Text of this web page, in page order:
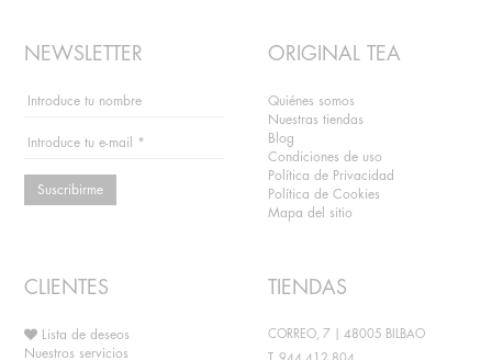
NEWSLETTER
Suscribirme
ORIGINAL TEA
Quiénes somos
Nuestras tiendas
Blog
Condiciones de uso
Política de Privacidad
Política de Cookies
Mapa del sitio
CLIENTES
Lista de deseos
Nuestros servicios
TIENDAS
CORREO, 7 | 48005 BILBAO